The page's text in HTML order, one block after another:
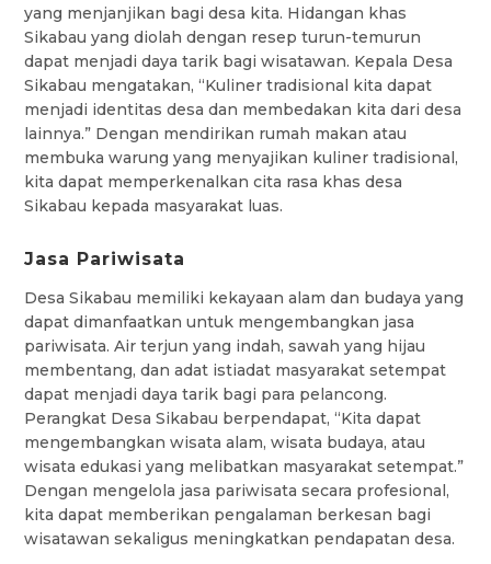
yang menjanjikan bagi desa kita. Hidangan khas
Sikabau yang diolah dengan resep turun-temurun
dapat menjadi daya tarik bagi wisatawan. Kepala Desa
Sikabau mengatakan, “Kuliner tradisional kita dapat
menjadi identitas desa dan membedakan kita dari desa
lainnya.” Dengan mendirikan rumah makan atau
membuka warung yang menyajikan kuliner tradisional,
kita dapat memperkenalkan cita rasa khas desa
Sikabau kepada masyarakat luas.
Jasa Pariwisata
Desa Sikabau memiliki kekayaan alam dan budaya yang
dapat dimanfaatkan untuk mengembangkan jasa
pariwisata. Air terjun yang indah, sawah yang hijau
membentang, dan adat istiadat masyarakat setempat
dapat menjadi daya tarik bagi para pelancong.
Perangkat Desa Sikabau berpendapat, “Kita dapat
mengembangkan wisata alam, wisata budaya, atau
wisata edukasi yang melibatkan masyarakat setempat.”
Dengan mengelola jasa pariwisata secara profesional,
kita dapat memberikan pengalaman berkesan bagi
wisatawan sekaligus meningkatkan pendapatan desa.